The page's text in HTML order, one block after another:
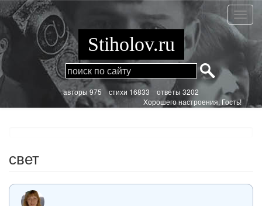
Перейти
к
основному
содержанию
свет
Stiholov.ru
aвторы 975стихи 16833 ответы 3202
Хорошего настроения, Гость!
свет